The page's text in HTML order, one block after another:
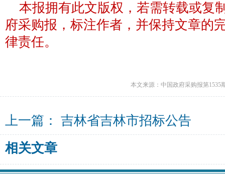
本报拥有此文版权，若需转载或复
府采购报，标注作者，并保持文章的
律责任。
本文来源：中国政府采购报第1535
上一篇： 吉林省吉林市招标公告
相关文章